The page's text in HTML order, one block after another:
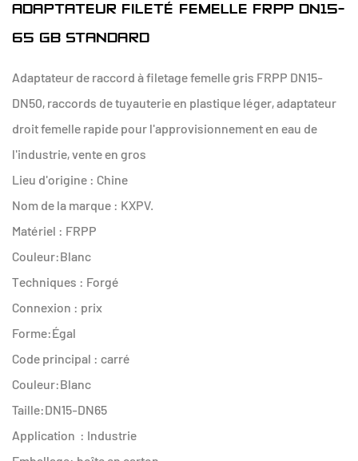
ADAPTATEUR FILETÉ FEMELLE FRPP DN15-
65 GB STANDARD
Adaptateur de raccord à filetage femelle gris FRPP DN15-
DN50, raccords de tuyauterie en plastique léger, adaptateur
droit femelle rapide pour l'approvisionnement en eau de
l'industrie, vente en gros
Lieu d'origine : Chine
Nom de la marque : KXPV.
Matériel : FRPP
Couleur:Blanc
Techniques : Forgé
Connexion : prix
Forme:Égal
Code principal : carré
Couleur:Blanc
Taille:DN15-DN65
Application : Industrie